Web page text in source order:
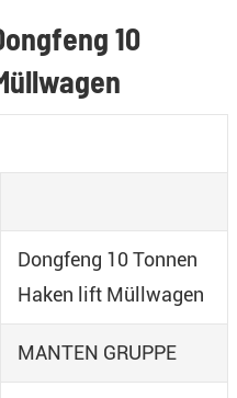
10
Dongfeng 10 Tonnen
Haken lift Müllwagen
MANTEN GRUPPE